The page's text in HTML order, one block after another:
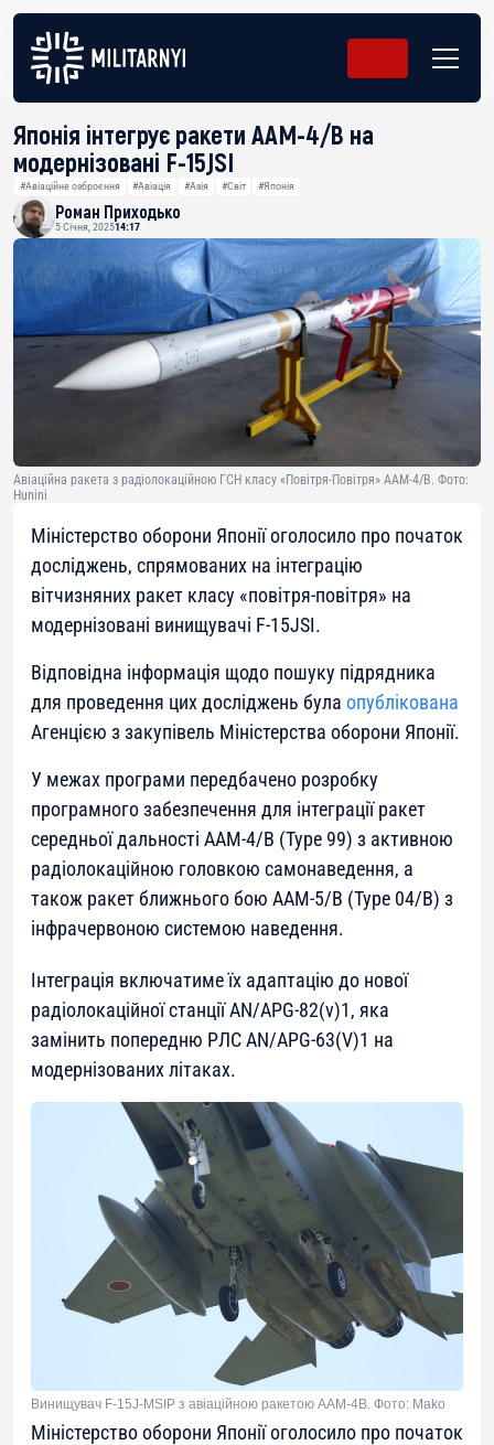
Японія інтегрує ракети AAM-4/B на
модернізовані F-15JSI
#Авіаційне озброєння #Авіація #Азія #Світ #Японія
Роман Приходько
5 Січня, 202514:17
Авіаційна ракета з радіолокаційною ГСН класу «Повітря-Повітря» AAM-4/B. Фото:
Hunini
Міністерство оборони Японії оголосило про початок
досліджень, спрямованих на інтеграцію
вітчизняних ракет класу «повітря-повітря» на
модернізовані винищувачі F-15JSI.
Відповідна інформація щодо пошуку підрядника
для проведення цих досліджень була опублікована
Агенцією з закупівель Міністерства оборони Японії.
У межах програми передбачено розробку
програмного забезпечення для інтеграції ракет
середньої дальності AAM-4/B (Type 99) з активною
радіолокаційною головкою самонаведення, а
також ракет ближнього бою AAM-5/B (Type 04/B) з
інфрачервоною системою наведення.
Інтеграція включатиме їх адаптацію до нової
радіолокаційної станції AN/APG-82(v)1, яка
замінить попередню РЛС AN/APG-63(V)1 на
модернізованих літаках.
Винищувач F-15J-MSIP з авіаційною ракетою AAM-4B. Фото: Mako
Міністерство оборони Японії оголосило про початок